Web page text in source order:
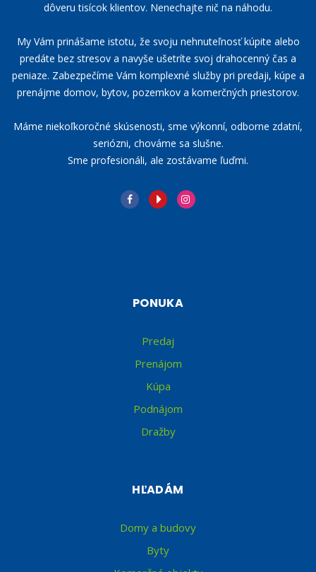
dôveru tisícok klientov. Nenechajte nič na náhodu.
My Vám prinášame istotu, že svoju nehnuteľnosť kúpite alebo
predáte bez stresov a navyše ušetríte svoj drahocenný čas a
peniaze. Zabezpečíme Vám komplexné služby pri predaji, kúpe a
prenájme domov, bytov, pozemkov a komerčných priestorov.
Máme niekoľkoročné skúsenosti, sme výkonní, odborne zdatní,
seriózni, chováme sa slušne.
Sme profesionáli, ale zostávame ľuďmi.
PONUKA
Predaj
Prenájom
Kúpa
Podnájom
Dražby
HĽADÁM
Domy a budovy
Byty